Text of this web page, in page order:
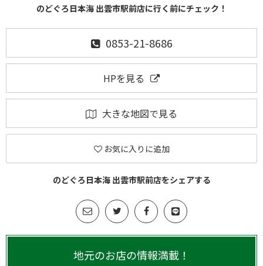
のどぐろ日本海 出雲市駅前店に行く前にチェック！
0853-21-8686
HPを見る
大きな地図で見る
お気に入りに追加
のどぐろ日本海 出雲市駅前店をシェアする
地元のお店の情報満載！